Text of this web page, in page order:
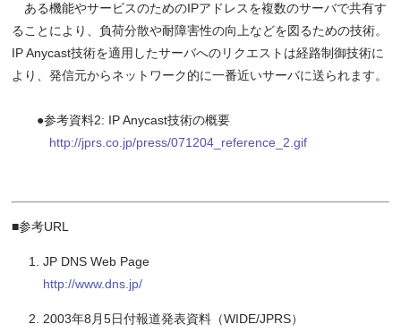
ある機能やサービスのためのIPアドレスを複数のサーバで共有す
ることにより、負荷分散や耐障害性の向上などを図るための技術。
IP Anycast技術を適用したサーバへのリクエストは経路制御技術に
より、発信元からネットワーク的に一番近いサーバに送られます。
●参考資料2: IP Anycast技術の概要
http://jprs.co.jp/press/071204_reference_2.gif
■参考URL
JP DNS Web Page
http://www.dns.jp/
2003年8月5日付報道発表資料（WIDE/JPRS）